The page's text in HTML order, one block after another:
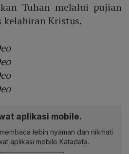
Tuhan melalui pujian
Kristus.
aplikasi mobile.
lebih nyaman dan nikmati
aplikasi mobile Katadata.